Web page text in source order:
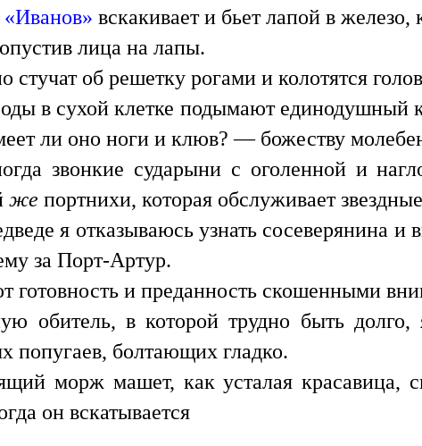
вскакивает и бьет лапой в
лица на лапы.
стучат об решетку рогами и колотятся
в сухой клетке подымают единодушный
ли оно ноги и клюв? — божеству
звонкие сударыни с оголенной и
же портнихи, которая обслуживает
я отказываюсь узнать сосеверянина
за Порт-Артур.
готовность и преданность скошенными
обитель, в которой трудно быть
попугаев, болтающих гладко.
морж машет, как усталая красавица,
он вскатывается